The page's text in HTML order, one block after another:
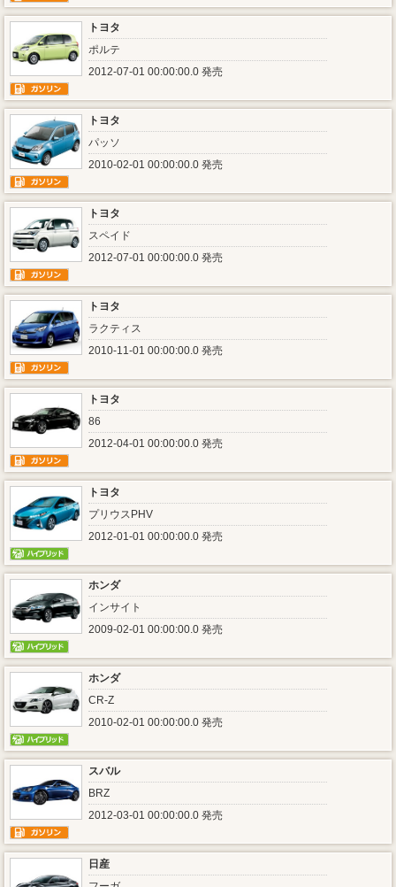
トヨタ
ポルテ
2012-07-01 00:00:00.0 発売
トヨタ
パッソ
2010-02-01 00:00:00.0 発売
トヨタ
スペイド
2012-07-01 00:00:00.0 発売
トヨタ
ラクティス
2010-11-01 00:00:00.0 発売
トヨタ
86
2012-04-01 00:00:00.0 発売
トヨタ
プリウスPHV
2012-01-01 00:00:00.0 発売
ホンダ
インサイト
2009-02-01 00:00:00.0 発売
ホンダ
CR-Z
2010-02-01 00:00:00.0 発売
スバル
BRZ
2012-03-01 00:00:00.0 発売
日産